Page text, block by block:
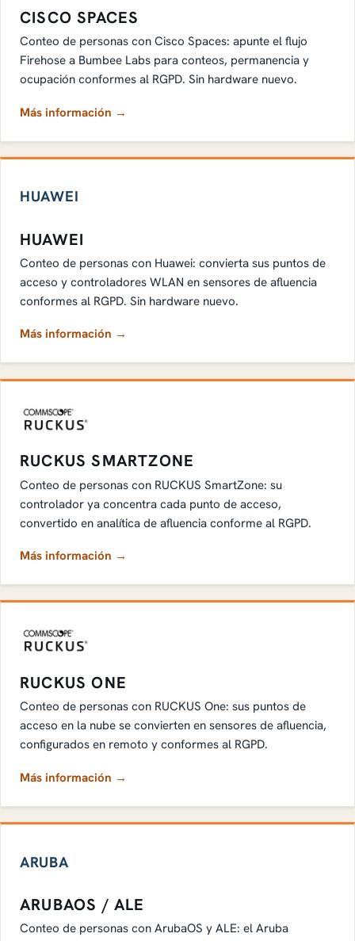
CISCO SPACES
Conteo de personas con Cisco Spaces: apunte el flujo
Firehose a Bumbee Labs para conteos, permanencia y
ocupación conformes al RGPD. Sin hardware nuevo.
Más información →
HUAWEI
HUAWEI
Conteo de personas con Huawei: convierta sus puntos de
acceso y controladores WLAN en sensores de afluencia
conformes al RGPD. Sin hardware nuevo.
Más información →
RUCKUS SMARTZONE
Conteo de personas con RUCKUS SmartZone: su
controlador ya concentra cada punto de acceso,
convertido en analítica de afluencia conforme al RGPD.
Más información →
RUCKUS ONE
Conteo de personas con RUCKUS One: sus puntos de
acceso en la nube se convierten en sensores de afluencia,
configurados en remoto y conformes al RGPD.
Más información →
ARUBA
ARUBAOS / ALE
Conteo de personas con ArubaOS y ALE: el Aruba